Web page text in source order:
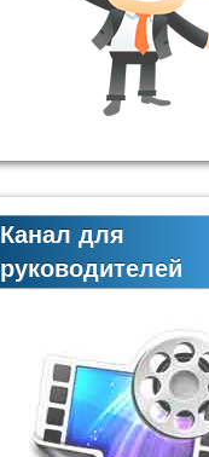
Канал для
руководителей